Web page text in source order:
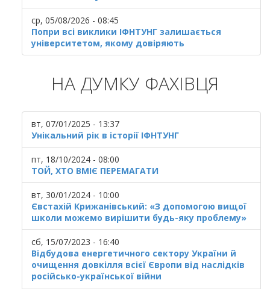
ср, 05/08/2026 - 08:45
Попри всі виклики ІФНТУНГ залишається
університетом, якому довіряють
НА ДУМКУ ФАХІВЦЯ
вт, 07/01/2025 - 13:37
Унікальний рік в історії ІФНТУНГ
пт, 18/10/2024 - 08:00
ТОЙ, ХТО ВМІЄ ПЕРЕМАГАТИ
вт, 30/01/2024 - 10:00
Євстахій Крижанівський: «З допомогою вищої
школи можемо вирішити будь-яку проблему»
сб, 15/07/2023 - 16:40
Відбудова енергетичного сектору України й
очищення довкілля всієї Європи від наслідків
російсько-української війни